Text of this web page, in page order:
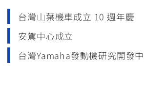
台灣山葉機車成立 10 週年慶
安駕中心成立
台灣Yamaha發動機研究開發